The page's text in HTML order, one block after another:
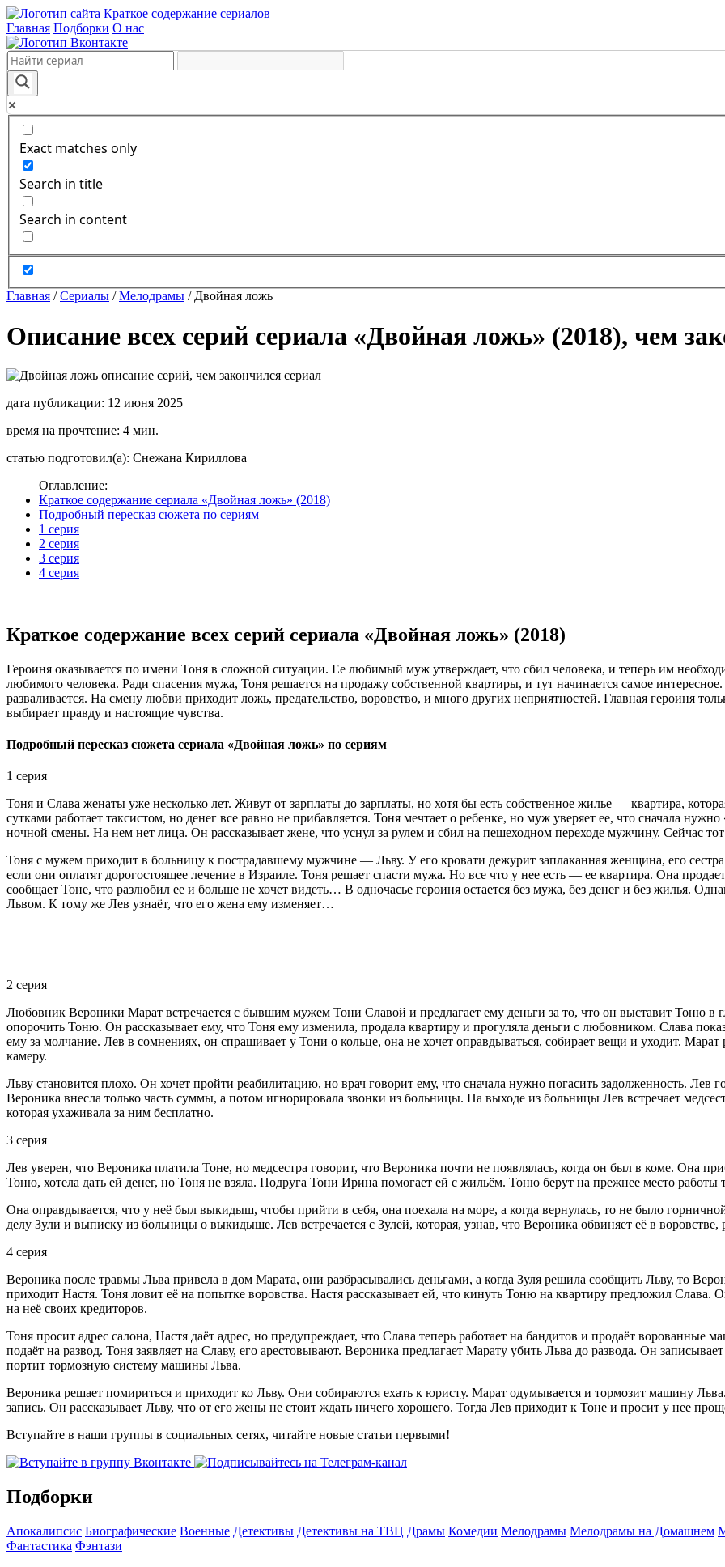
Краткое содержание сериалов
Главная Подборки О нас
Exact matches only
Search in title
Search in content
Главная /Сериалы /Мелодрамы / Двойная ложь
Описание всех серий сериала «Двойная ложь» (2018), чем
дата публикации: 12 июня 2025
время на прочтение: 4 мин.
статью подготовил(а): Снежана Кириллова
Оглавление:
Краткое содержание сериала «Двойная ложь» (2018)
Подробный пересказ сюжета по сериям
1 серия
2 серия
3 серия
4 серия
Краткое содержание всех серий сериала «Двойная ложь» (2018)
Героиня оказывается по имени Тоня в сложной ситуации. Ее любимый муж утверждает, что сбил человека, и теперь им
любимого человека. Ради спасения мужа, Тоня решается на продажу собственной квартиры, и тут начинается самое
разваливается. На смену любви приходит ложь, предательство, воровство, и много других неприятностей. Главная героиня
выбирает правду и настоящие чувства.
Подробный пересказ сюжета сериала «Двойная ложь» по сериям
1 серия
Тоня и Слава женаты уже несколько лет. Живут от зарплаты до зарплаты, но хотя бы есть собственное жилье — квартира,
сутками работает таксистом, но денег все равно не прибавляется. Тоня мечтает о ребенке, но муж уверяет ее, что сначала
ночной смены. На нем нет лица. Он рассказывает жене, что уснул за рулем и сбил на пешеходном переходе мужчину. Сейчас
Тоня с мужем приходит в больницу к пострадавшему мужчине — Льву. У его кровати дежурит заплаканная женщина, его сестра
если они оплатят дорогостоящее лечение в Израиле. Тоня решает спасти мужа. Но все что у нее есть — ее квартира. Она
сообщает Тоне, что разлюбил ее и больше не хочет видеть… В одночасье героиня остается без мужа, без денег и без жилья.
Львом. К тому же Лев узнаёт, что его жена ему изменяет…
2 серия
Любовник Вероники Марат встречается с бывшим мужем Тони Славой и предлагает ему деньги за то, что он выставит Тоню в
опорочить Тоню. Он рассказывает ему, что Тоня ему изменила, продала квартиру и прогуляла деньги с любовником. Слава
ему за молчание. Лев в сомнениях, он спрашивает у Тони о кольце, она не хочет оправдываться, собирает вещи и уходит.
камеру.
Льву становится плохо. Он хочет пройти реабилитацию, но врач говорит ему, что сначала нужно погасить задолженность. Лев
Вероника внесла только часть суммы, а потом игнорировала звонки из больницы. На выходе из больницы Лев встречает
которая ухаживала за ним бесплатно.
3 серия
Лев уверен, что Вероника платила Тоне, но медсестра говорит, что Вероника почти не появлялась, когда он был в коме. Она
Тоню, хотела дать ей денег, но Тоня не взяла. Подруга Тони Ирина помогает ей с жильём. Тоню берут на прежнее место работы
Она оправдывается, что у неё был выкидыш, чтобы прийти в себя, она поехала на море, а когда вернулась, то не было
делу Зули и выписку из больницы о выкидыше. Лев встречается с Зулей, которая, узнав, что Вероника обвиняет её в воровстве,
4 серия
Вероника после травмы Льва привела в дом Марата, они разбрасывались деньгами, а когда Зуля решила сообщить Льву, то
приходит Настя. Тоня ловит её на попытке воровства. Настя рассказывает ей, что кинуть Тоню на квартиру предложил Слава.
на неё своих кредиторов.
Тоня просит адрес салона, Настя даёт адрес, но предупреждает, что Слава теперь работает на бандитов и продаёт
подаёт на развод. Тоня заявляет на Славу, его арестовывают. Вероника предлагает Марату убить Льва до развода. Он
портит тормозную систему машины Льва.
Вероника решает помириться и приходит ко Льву. Они собираются ехать к юристу. Марат одумывается и тормозит машину
запись. Он рассказывает Льву, что от его жены не стоит ждать ничего хорошего. Тогда Лев приходит к Тоне и просит у нее
Вступайте в наши группы в социальных сетях, читайте новые статьи первыми!
Подборки
Апокалипсис Биографические Военные Детективы Детективы на ТВЦ Драмы Комедии Мелодрамы Мелодрамы на Домашнем
Фантастика Фэнтази